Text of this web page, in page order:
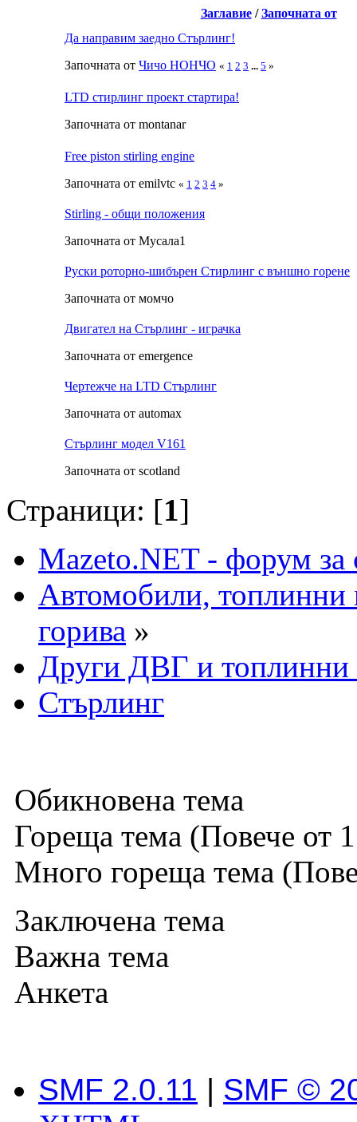
Заглавие/Започната от
Да направим заедно Стърлинг!
Започната от Чичо НОНЧО « 1 2 3 ... 5 »
LTD стирлинг проект стартира!
Започната от montanar
Free piston stirling engine
Започната от emilvtc « 1 2 3 4 »
Stirling - общи положения
Започната от Мусала1
Руски роторно-шибърен Стирлинг с външно горене
Започната от момчо
Двигател на Стърлинг - играчка
Започната от emergence
Чертежче на LTD Стърлинг
Започната от automax
Стърлинг модел V161
Започната от scotland
Страници: [1]
Mazeto.NET - форум за
Автомобили,
горива »
Други ДВГ и
Стърлинг
Обикновена тема
Гореща тема (Повече от
Много гореща тема
Заключена тема
Важна тема
Анкета
SMF 2.0.11 | SMF ©